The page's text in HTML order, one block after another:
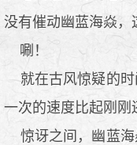
没有催动幽蓝海焱，
唰！
就在古风惊疑的时
一次的速度比起刚刚
惊讶之间，幽蓝海